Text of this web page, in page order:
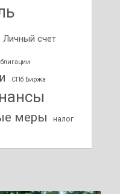
Личный счет
СПб Биржа
меры
налог